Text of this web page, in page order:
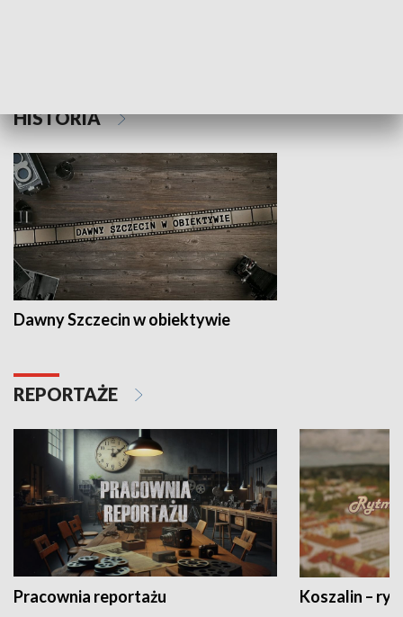
HISTORIA
Dawny Szczecin w obiektywie
REPORTAŻE
Pracownia reportażu Koszalin –